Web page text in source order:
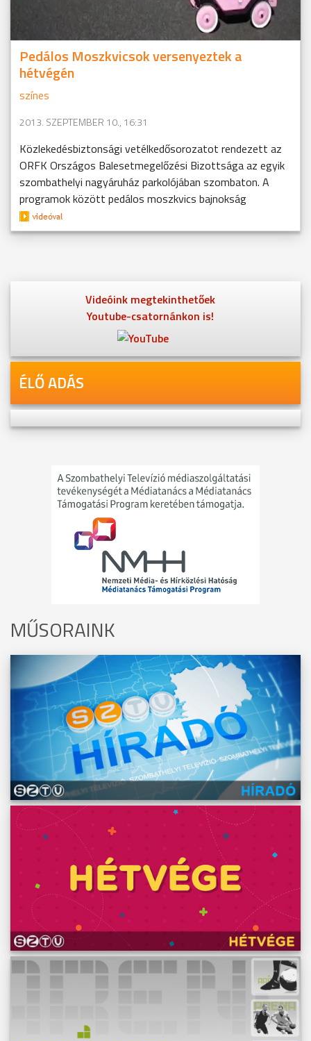
Pedálos Moszkvicsok versenyeztek a
hétvégén
színes
2013. SZEPTEMBER 10., 16:31
Közlekedésbiztonsági vetélkedősorozatot rendezett az
ORFK Országos Balesetmegelőzési Bizottsága az egyik
szombathelyi nagyáruház parkolójában szombaton. A
programok között pedálos moszkvics bajnokság
Videóink megtekinthetőek
Youtube-csatornánkon is!
ÉLŐ ADÁS
MŰSORAINK